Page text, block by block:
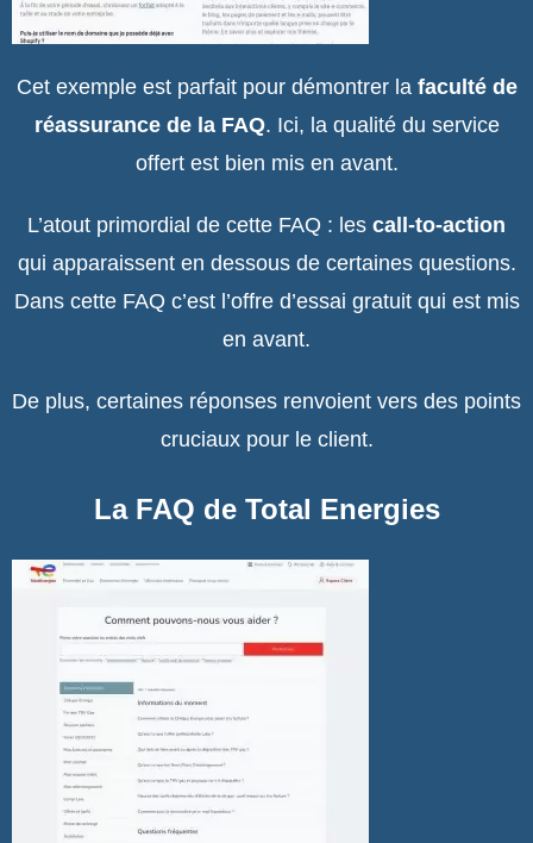
Cet exemple est parfait pour démontrer la faculté de
réassurance de la FAQ. Ici, la qualité du service
offert est bien mis en avant.
L’atout primordial de cette FAQ : les call-to-action
qui apparaissent en dessous de certaines questions.
Dans cette FAQ c’est l’offre d’essai gratuit qui est mis
en avant.
De plus, certaines réponses renvoient vers des points
cruciaux pour le client.
La FAQ de Total Energies